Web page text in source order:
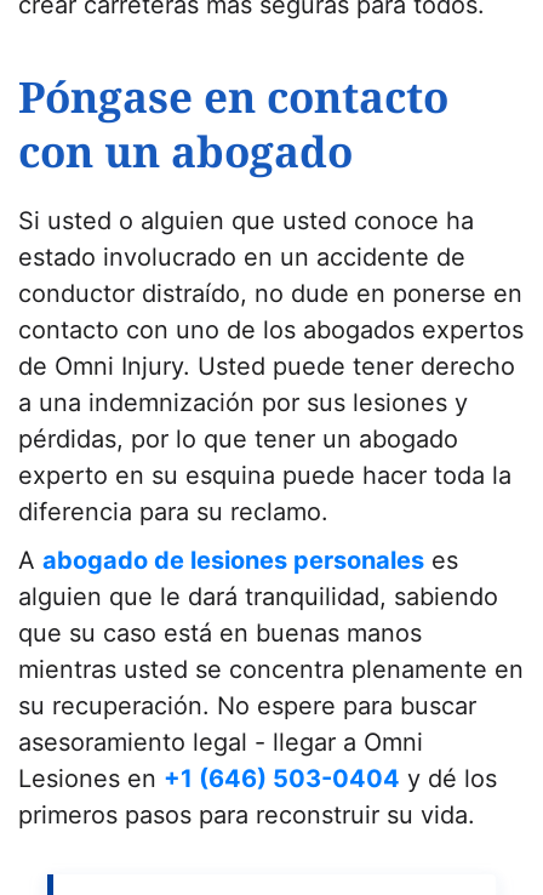
Póngase en contacto
con un abogado
Si usted o alguien que usted conoce ha
estado involucrado en un accidente de
conductor distraído, no dude en ponerse en
contacto con uno de los abogados expertos
de Omni Injury. Usted puede tener derecho
a una indemnización por sus lesiones y
pérdidas, por lo que tener un abogado
experto en su esquina puede hacer toda la
diferencia para su reclamo.
A abogado de lesiones personales es
alguien que le dará tranquilidad, sabiendo
que su caso está en buenas manos
mientras usted se concentra plenamente en
su recuperación. No espere para buscar
asesoramiento legal - llegar a Omni
Lesiones en +1 (646) 503-0404 y dé los
primeros pasos para reconstruir su vida.